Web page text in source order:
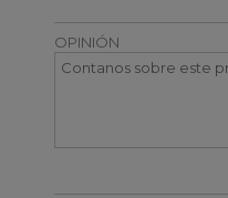
OPINIÓN